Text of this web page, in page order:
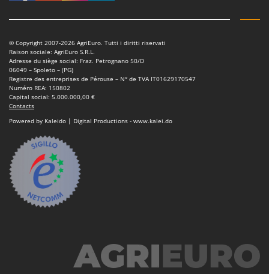
© Copyright 2007-2026 AgriEuro. Tutti i diritti riservati
Raison sociale: AgriEuro S.R.L.
Adresse du siège social: Fraz. Petrognano 50/D
06049 – Spoleto – (PG)
Registre des entreprises de Pérouse – N° de TVA IT01629170547
Numéro REA: 150802
Capital social: 5.000.000,00 €
Contacts
Powered by Kaleido | Digital Productions - www.kalei.do